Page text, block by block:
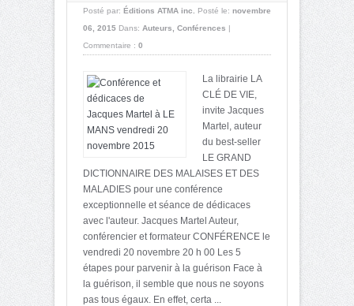
Posté par: Éditions ATMA inc. Posté le: novembre
06, 2015 Dans: Auteurs Conférences |
Commentaire : 0
La librairie LA
CLÉ DE VIE,
invite Jacques
Martel, auteur
du best-seller
LE GRAND
DICTIONNAIRE DES MALAISES ET DES
MALADIES pour une conférence
exceptionnelle et séance de dédicaces
avec l'auteur. Jacques Martel Auteur,
conférencier et formateur CONFÉRENCE le
vendredi 20 novembre 20 h 00 Les 5
étapes pour parvenir à la guérison Face à
la guérison, il semble que nous ne soyons
pas tous égaux. En effet, certa ...